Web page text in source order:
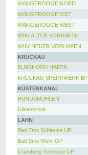
WANGEROOGE NORD
WANGEROOGE OST
WANGEROOGE WEST
WHV ALTER VORHAFEN
WHV NEUER VORHAFEN
KRÜCKAU
ELMSHORN HAFEN
KRÜCKAU-SPERRWERK BP
KÜSTENKANAL
HUNDSMÜHLEN
Hilkenbrook
LAHN
Bad Ems Schleuse UP
Bad Ems Wehr OP
Cramberg Schleuse OP